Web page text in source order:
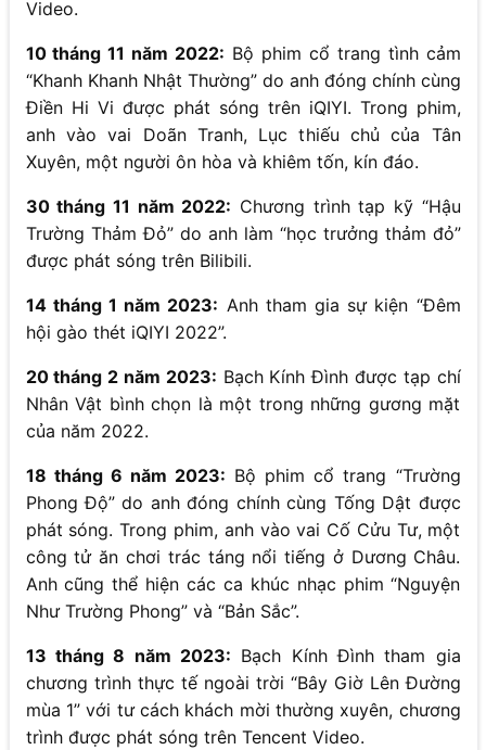
Video.
10 tháng 11 năm 2022: Bộ phim cổ trang tình cảm
“Khanh Khanh Nhật Thường” do anh đóng chính cùng
Điền Hi Vi được phát sóng trên iQIYI. Trong phim,
anh vào vai Doãn Tranh, Lục thiếu chủ của Tân
Xuyên, một người ôn hòa và khiêm tốn, kín đáo.
30 tháng 11 năm 2022: Chương trình tạp kỹ “Hậu
Trường Thảm Đỏ” do anh làm “học trưởng thảm đỏ”
được phát sóng trên Bilibili.
14 tháng 1 năm 2023: Anh tham gia sự kiện “Đêm
hội gào thét iQIYI 2022”.
20 tháng 2 năm 2023: Bạch Kính Đình được tạp chí
Nhân Vật bình chọn là một trong những gương mặt
của năm 2022.
18 tháng 6 năm 2023: Bộ phim cổ trang “Trường
Phong Độ” do anh đóng chính cùng Tống Dật được
phát sóng. Trong phim, anh vào vai Cố Cửu Tư, một
công tử ăn chơi trác táng nổi tiếng ở Dương Châu.
Anh cũng thể hiện các ca khúc nhạc phim “Nguyện
Như Trường Phong” và “Bản Sắc”.
13 tháng 8 năm 2023: Bạch Kính Đình tham gia
chương trình thực tế ngoài trời “Bây Giờ Lên Đường
mùa 1” với tư cách khách mời thường xuyên, chương
trình được phát sóng trên Tencent Video.